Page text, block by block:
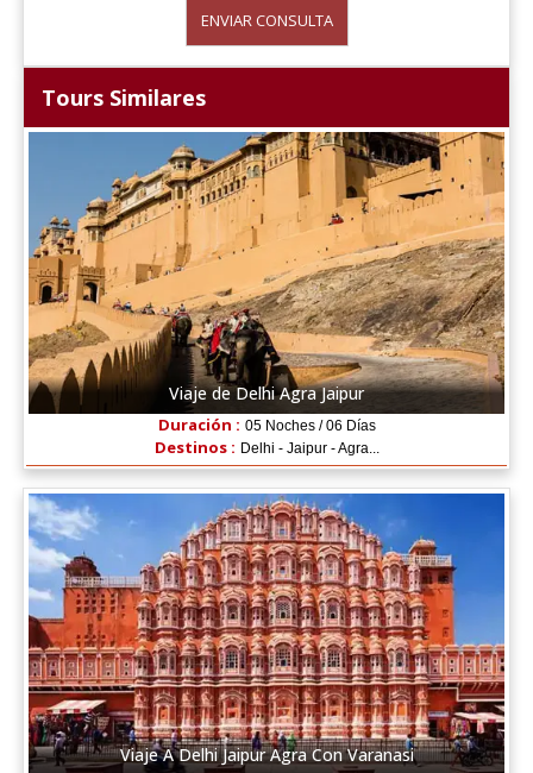
ENVIAR CONSULTA
Tours Similares
Viaje de Delhi Agra Jaipur
Duración : 05 Noches / 06 Días
Destinos : Delhi - Jaipur - Agra...
Viaje A Delhi Jaipur Agra Con Varanasi